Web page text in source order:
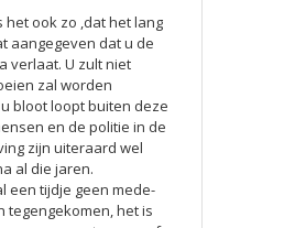
het ook zo ,dat het lang
aangegeven dat u de
verlaat. U zult niet
zal worden
bloot loopt buiten deze
en de politie in de
zijn uiteraard wel
al die jaren.
een tijdje geen mede-
tegengekomen, het is